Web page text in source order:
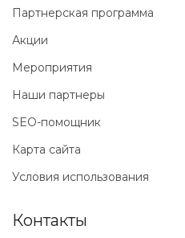
Партнерская программа
Акции
Мероприятия
Наши партнеры
SEO-помощник
Карта сайта
Условия использования
Контакты